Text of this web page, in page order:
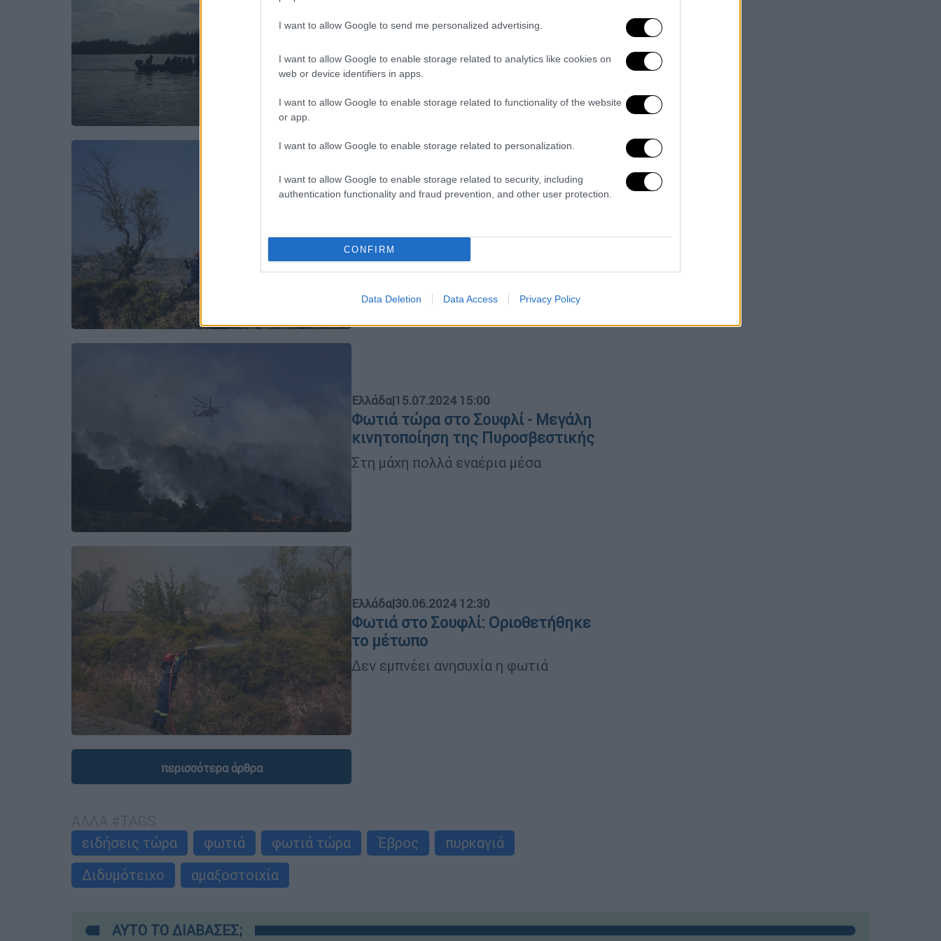
I want to allow Google to send me personalized advertising.
I want to allow Google to enable storage related to analytics like cookies on
web or device identifiers in apps.
I want to allow Google to enable storage related to functionality of the website
or app.
I want to allow Google to enable storage related to personalization.
I want to allow Google to enable storage related to security, including
authentication functionality and fraud prevention, and other user protection.
CONFIRM
Data Deletion Data Access Privacy Policy
του συνοριοφύλακα που δέχθηκε
Το βασικό σενάριο που εξετάζεται
Ελλάδα|15.07.2024 22:43
Υπό μερικό έλεγχο η φωτιά στο
πύρινο μέτωπο στο Σουφλί
Η τελευταία ενημέρωση της
Πυροσβεστικής
Ελλάδα|15.07.2024 15:00
Φωτιά τώρα στο Σουφλί - Μεγάλη
κινητοποίηση της Πυροσβεστικής
Στη μάχη πολλά εναέρια μέσα
Ελλάδα|30.06.2024 12:30
Φωτιά στο Σουφλί: Οριοθετήθηκε
το μέτωπο
Δεν εμπνέει ανησυχία η φωτιά
περισσότερα άρθρα
ειδήσεις τώρα
φωτιά φωτιά τώρα Έβρος
πυρκαγιά
Διδυμότειχο
αμαξοστοιχία
ΑΥΤΟ ΤΟ ΔΙΑΒΑΣΕΣ;